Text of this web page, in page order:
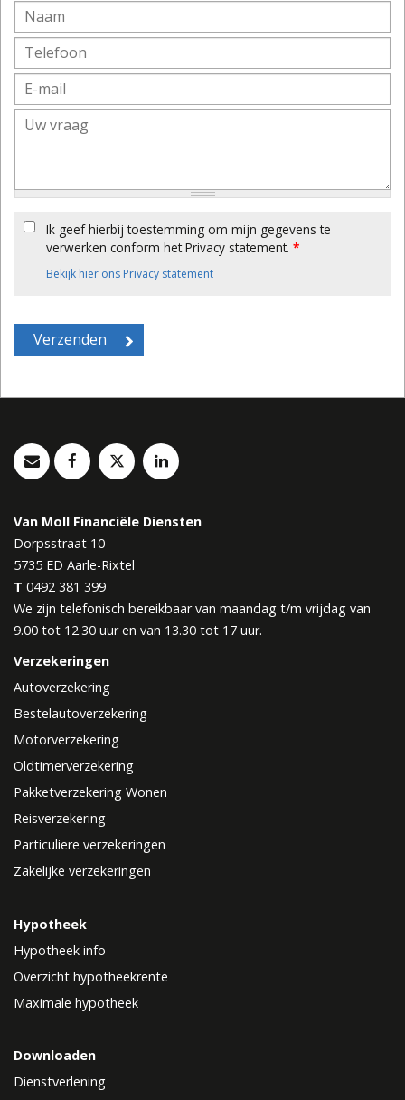
Ik geef hierbij toestemming om mijn gegevens te
verwerken conform het Privacy statement. *
Bekijk hier ons Privacy statement
Van Moll Financiële Diensten
Dorpsstraat 10
5735 ED Aarle-Rixtel
T 0492 381 399
We zijn telefonisch bereikbaar van maandag t/m vrijdag van
9.00 tot 12.30 uur en van 13.30 tot 17 uur.
Verzekeringen
Autoverzekering
Bestelautoverzekering
Motorverzekering
Oldtimerverzekering
Pakketverzekering Wonen
Reisverzekering
Particuliere verzekeringen
Zakelijke verzekeringen
Hypotheek
Hypotheek info
Overzicht hypotheekrente
Maximale hypotheek
Downloaden
Dienstverlening